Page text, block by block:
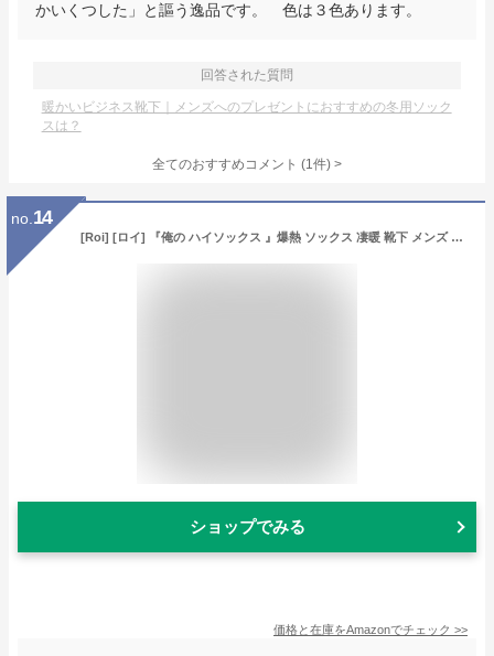
かいくつした」と謳う逸品です。 色は３色あります。
回答された質問
暖かいビジネス靴下｜メンズへのプレゼントにおすすめの冬用ソック
スは？
全てのおすすめコメント (1件) >
no. 14
[Roi] [ロイ] 『俺の ハイソックス 』爆熱 ソックス 凄暖 靴下 メンズ 【3足組】(ブラック3足組)
ショップでみる
価格と在庫をAmazonでチェック >>